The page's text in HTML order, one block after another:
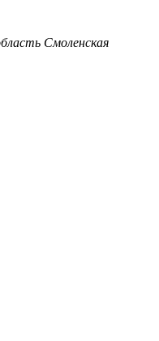
Смоленская